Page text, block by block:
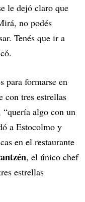
le dejó claro que
no podés
Tenés que ir a
para formarse en
con tres estrellas
algo con un
a Estocolmo y
en el restaurante
, el único chef
estrellas